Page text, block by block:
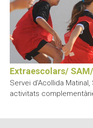
Extraescolars/
Servei d'Acollida
activitats